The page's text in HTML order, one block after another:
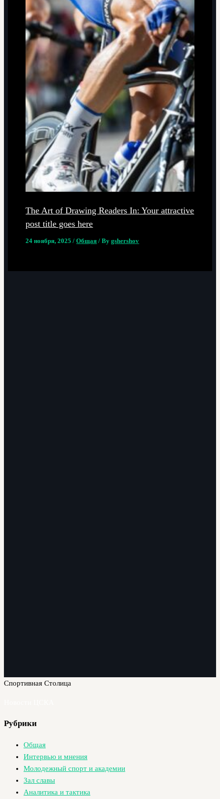
The Art of Drawing Readers In: Your attractive
post title goes here
24 ноября, 2025/Общая / Bygshershov
Спортивная Столица
Рубрики
Общая
Интервью и мнения
Молодежный спорт и академии
Зал славы
Аналитика и тактика